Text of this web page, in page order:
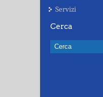
Servizi
Cerca